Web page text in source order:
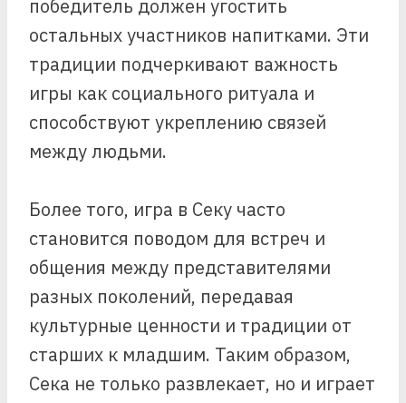
победитель должен угостить
остальных участников напитками. Эти
традиции подчеркивают важность
игры как социального ритуала и
способствуют укреплению связей
между людьми.
Более того, игра в Секу часто
становится поводом для встреч и
общения между представителями
разных поколений, передавая
культурные ценности и традиции от
старших к младшим. Таким образом,
Сека не только развлекает, но и играет